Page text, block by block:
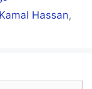
Kamal Hassan,